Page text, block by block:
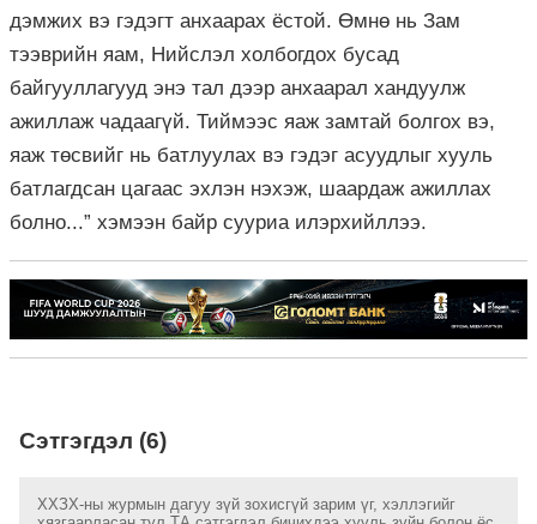
дэмжих вэ гэдэгт анхаарах ёстой. Өмнө нь Зам
тээврийн яам, Нийслэл холбогдох бусад
байгууллагууд энэ тал дээр анхаарал хандуулж
ажиллаж чадаагүй. Тиймээс яаж замтай болгох вэ,
яаж төсвийг нь батлуулах вэ гэдэг асуудлыг хууль
батлагдсан цагаас эхлэн нэхэж, шаардаж ажиллах
болно...” хэмээн байр сууриа илэрхийллээ.
Сэтгэгдэл (6)
ХХЗХ-ны журмын дагуу зүй зохисгүй зарим үг, хэллэгийг